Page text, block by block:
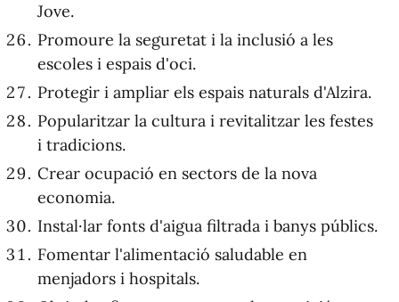
Jove.
Promoure la seguretat i la inclusió a les
escoles i espais d'oci.
Protegir i ampliar els espais naturals d'Alzira.
Popularitzar la cultura i revitalitzar les festes
i tradicions.
Crear ocupació en sectors de la nova
economia.
Instal·lar fonts d'aigua filtrada i banys públics.
Fomentar l'alimentació saludable en
menjadors i hospitals.